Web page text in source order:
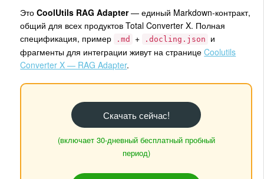
ЭтоCoolUtils RAG Adapter— единый Markdown-контракт,
общий для всех продуктов Total Converter X. Полная
спецификация, пример
.md + .docling.json
и
фрагменты для интеграции живут на страницеCoolutils
Converter X — RAG Adapter.
Скачать сейчас!
(включает 30-дневный бесплатный пробный
период)